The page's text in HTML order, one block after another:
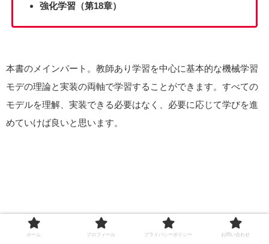
強化学習（第18章）
本書のメインパート。教師あり学習を中心に基本的な機械学習
モデの理論と実装の両軸で学習することができます。すべての
モデルを理解、実装できる必要はなく、必要に応じて学びを進
めていけば良いと思います。
最後に、 予測・評価・パラメータチューニング
です。構
ホーム プロフィール プライバシーポリシー お問い合わせ